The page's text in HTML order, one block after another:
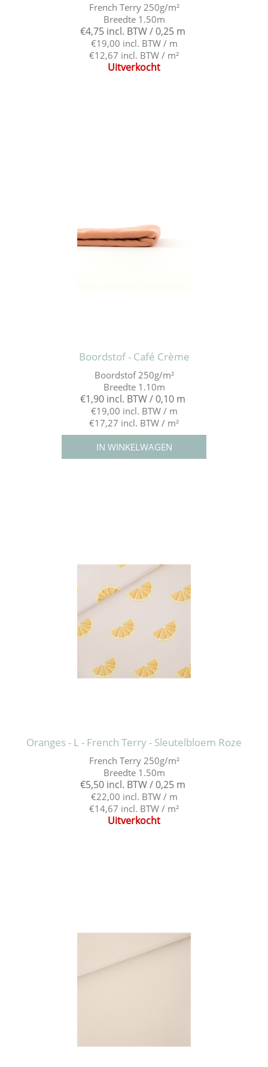
French Terry 250g/m²
Breedte 1.50m
€4,75 incl. BTW / 0,25 m
€19,00 incl. BTW / m
€12,67 incl. BTW / m²
Uitverkocht
Boordstof - Café Crème
Boordstof 250g/m²
Breedte 1.10m
€1,90 incl. BTW / 0,10 m
€19,00 incl. BTW / m
€17,27 incl. BTW / m²
Oranges - L - French Terry - Sleutelbloem Roze
French Terry 250g/m²
Breedte 1.50m
€5,50 incl. BTW / 0,25 m
€22,00 incl. BTW / m
€14,67 incl. BTW / m²
Uitverkocht